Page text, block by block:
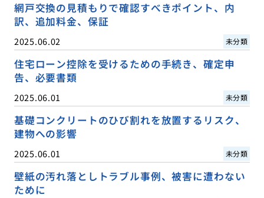
網戸交換の見積もりで確認すべきポイント、内
訳、追加料金、保証
2025.06.02 未分類
住宅ローン控除を受けるための手続き、確定申
告、必要書類
2025.06.01 未分類
基礎コンクリートのひび割れを放置するリスク、
建物への影響
2025.06.01 未分類
壁紙の汚れ落としトラブル事例、被害に遭わない
ために